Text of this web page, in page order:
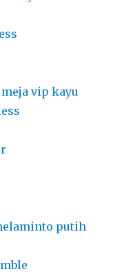
vip kayu
putih